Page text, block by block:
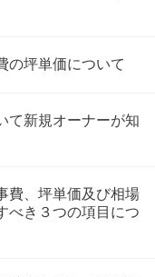
の坪単価について
て新規オーナーが知
費、坪単価及び相場
べき３つの項目につ